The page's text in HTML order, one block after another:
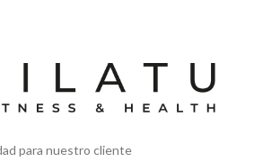
para nuestro cliente